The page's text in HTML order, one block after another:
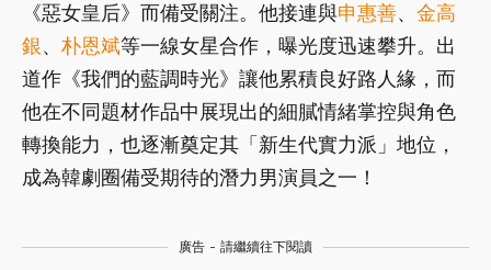
《惡女皇后》而備受關注。他接連與申惠善、 金高
銀、 朴恩斌等一線女星合作，曝光度迅速攀升。出
道作《我們的藍調時光》讓他累積良好路人緣，而
他在不同題材作品中展現出的細膩情緒掌控與角色
轉換能力，也逐漸奠定其「新生代實力派」地位，
成為韓劇圈備受期待的潛力男演員之一！
廣告 - 請繼續往下閱讀